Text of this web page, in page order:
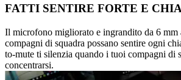
FATTI SENTIRE FORTE E
Il microfono migliorato e ingrandito da 6 mm
compagni di squadra possano sentire ogni
to-mute ti silenzia quando i tuoi compagni di
concentrarsi.